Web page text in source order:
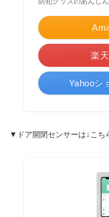
楽
Yahooシ
▼ドア開閉センサーは↓こち